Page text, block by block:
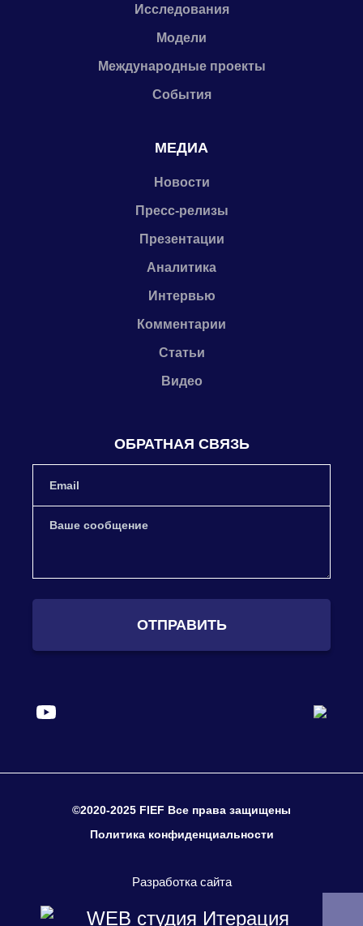
Исследования
Модели
Международные проекты
События
МЕДИА
Новости
Пресс-релизы
Презентации
Аналитика
Интервью
Комментарии
Статьи
Видео
ОБРАТНАЯ СВЯЗЬ
ОТПРАВИТЬ
©2020-2025 FIEF Все права защищены
Политика конфиденциальности
Разработка сайта